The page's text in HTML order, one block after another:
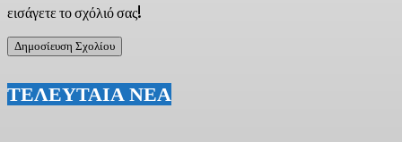
εισάγετε το σχόλιό σας!
ΤΕΛΕΥΤΑΙΑ ΝΕΑ